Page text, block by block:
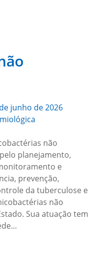
junho de 2026
não
planejamento,
e
prevenção,
da tuberculose e
não
Sua atuação tem